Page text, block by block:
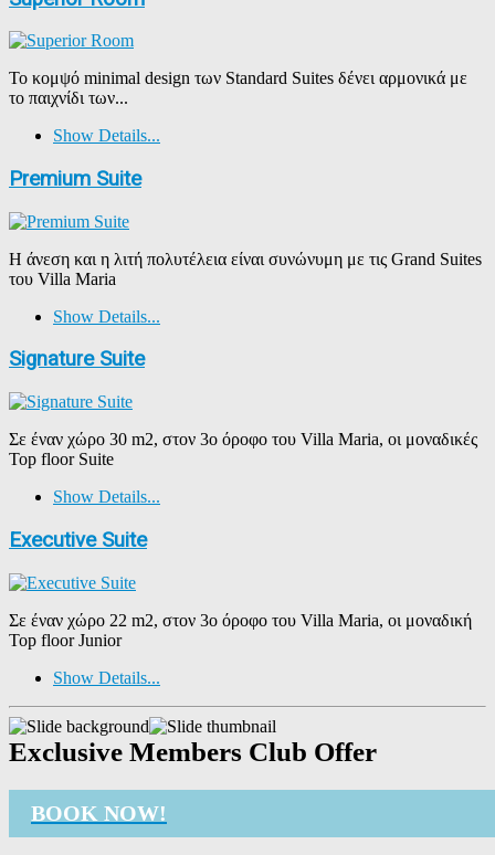
Το κομψό minimal design των Standard Suites δένει αρμονικά με
το παιχνίδι των...
Show Details...
Premium Suite
Η άνεση και η λιτή πολυτέλεια είναι συνώνυμη με τις Grand Suites
του Villa Maria
Show Details...
Signature Suite
Σε έναν χώρο 30 m2, στον 3ο όροφο του Villa Maria, οι μοναδικές
Top floor Suite
Show Details...
Executive Suite
Σε έναν χώρο 22 m2, στον 3ο όροφο του Villa Maria, οι μοναδική
Top floor Junior
Show Details...
Exclusive Members Club Offer
BOOK NOW!